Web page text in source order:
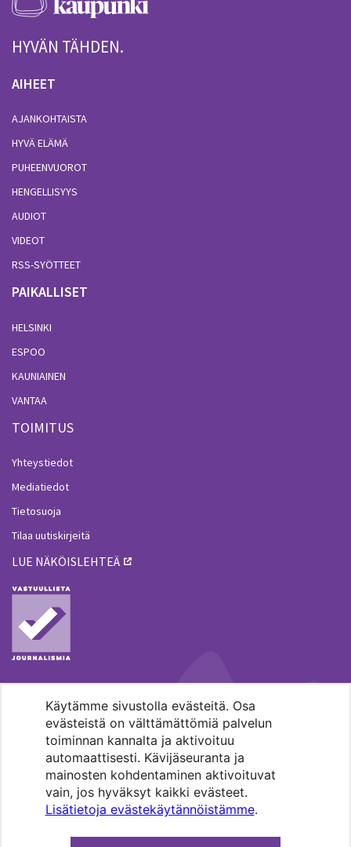
Käytämme sivustolla evästeitä. Osa
evästeistä on välttämättömiä palvelun
toiminnan kannalta ja aktivoituu
automaattisesti. Kävijäseuranta ja
mainosten kohdentaminen aktivoituvat
vain, jos hyväksyt kaikki evästeet.
Lisätietoja evästekäytännöistämme.
HYVÄN TÄHDEN.
AIHEET
AJANKOHTAISTA
HYVÄ ELÄMÄ
PUHEENVUOROT
HENGELLISYYS
AUDIOT
VIDEOT
RSS-SYÖTTEET
PAIKALLISET
HELSINKI
ESPOO
KAUNIAINEN
VANTAA
TOIMITUS
Yhteystiedot
Mediatiedot
Tietosuoja
Tilaa uutiskirjeitä
LUE NÄKÖISLEHTEÄ
MENOHAKU
Pääkaupunkiseudun evankelis-
luterilaisten seurakuntien media.